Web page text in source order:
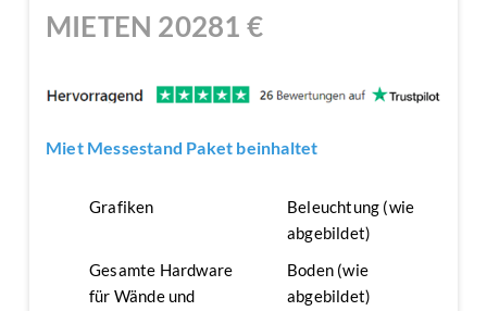
MIETEN 20281 €
Miet Messestand Paket beinhaltet
Grafiken
Beleuchtung (wie
abgebildet)
Gesamte Hardware
für Wände und
Boden (wie
abgebildet)